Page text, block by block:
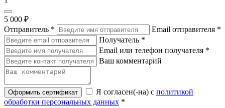
5 000 ₽
Отправитель * Email отправителя *
Получатель *
Email или телефон получателя *
Ваш комментарий
Оформить сертификат Я согласен(-на) с политикой
обработки персональных данных *